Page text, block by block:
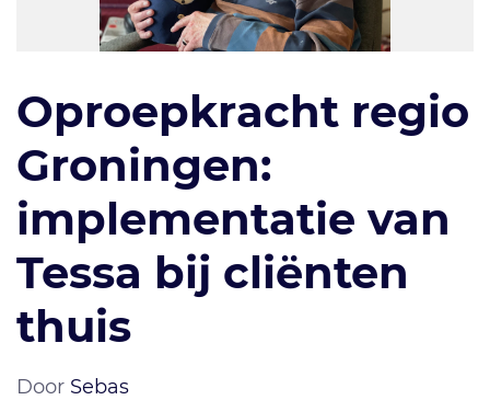
Oproepkracht regio
Groningen:
implementatie van
Tessa bij cliënten
thuis
Door Sebas